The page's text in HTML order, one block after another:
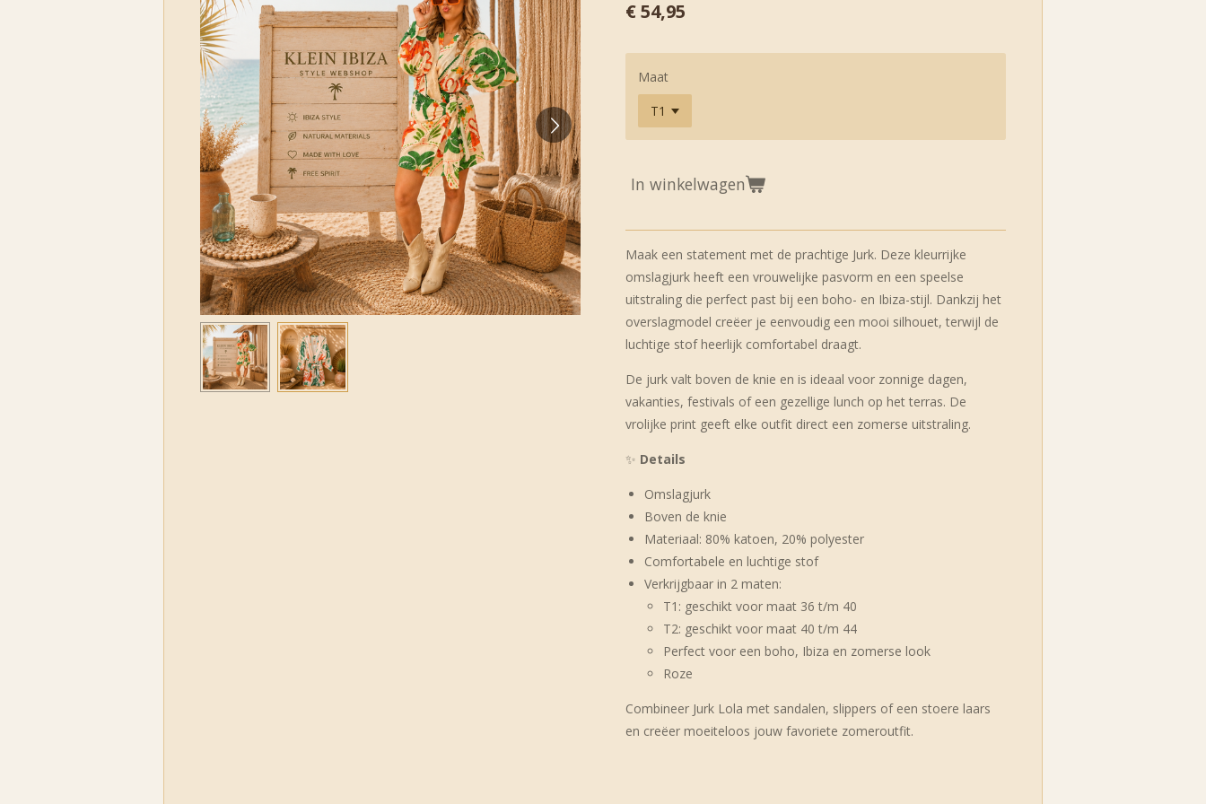
€ 54,95
Maat
In winkelwagen
Maak een statement met de prachtige Jurk. Deze kleurrijke
omslagjurk heeft een vrouwelijke pasvorm en een speelse
uitstraling die perfect past bij een boho- en Ibiza-stijl. Dankzij het
overslagmodel creëer je eenvoudig een mooi silhouet, terwijl de
luchtige stof heerlijk comfortabel draagt.
De jurk valt boven de knie en is ideaal voor zonnige dagen,
vakanties, festivals of een gezellige lunch op het terras. De
vrolijke print geeft elke outfit direct een zomerse uitstraling.
✨ Details
Omslagjurk
Boven de knie
Materiaal: 80% katoen, 20% polyester
Comfortabele en luchtige stof
Verkrijgbaar in 2 maten:
T1: geschikt voor maat 36 t/m 40
T2: geschikt voor maat 40 t/m 44
Perfect voor een boho, Ibiza en zomerse look
Roze
Combineer Jurk Lola met sandalen, slippers of een stoere laars
en creëer moeiteloos jouw favoriete zomeroutfit.